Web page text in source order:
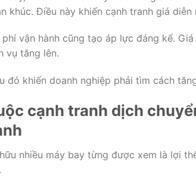
khúc. Điều này khiến cạnh tranh giá diễn
phí vận hành cũng tạo áp lực đáng kể.
vụ tăng lên.
đó khiến doanh nghiệp phải tìm cách
cạnh tranh dịch
nhiều máy bay từng được xem là lợi